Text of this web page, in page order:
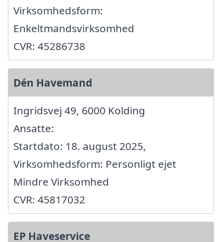
Virksomhedsform:
Enkeltmandsvirksomhed
CVR: 45286738
Dén Havemand
Ingridsvej 49, 6000 Kolding
Ansatte:
Startdato: 18. august 2025,
Virksomhedsform: Personligt ejet
Mindre Virksomhed
CVR: 45817032
EP Haveservice